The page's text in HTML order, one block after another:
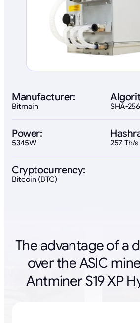
Manufacturer:
Bitmain SHA-256
Power:
5345W 257 Th/s
Cryptocurrency:
Bitcoin (BTC)
The advantage of a
over the ASIC
Antminer S19 XP